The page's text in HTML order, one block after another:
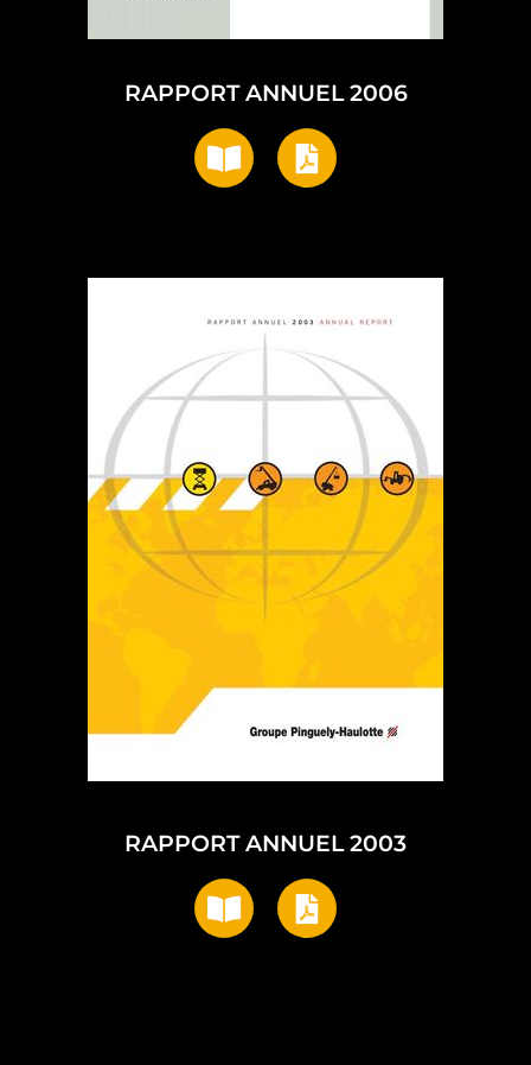
RAPPORT ANNUEL 2006
RAPPORT ANNUEL 2003